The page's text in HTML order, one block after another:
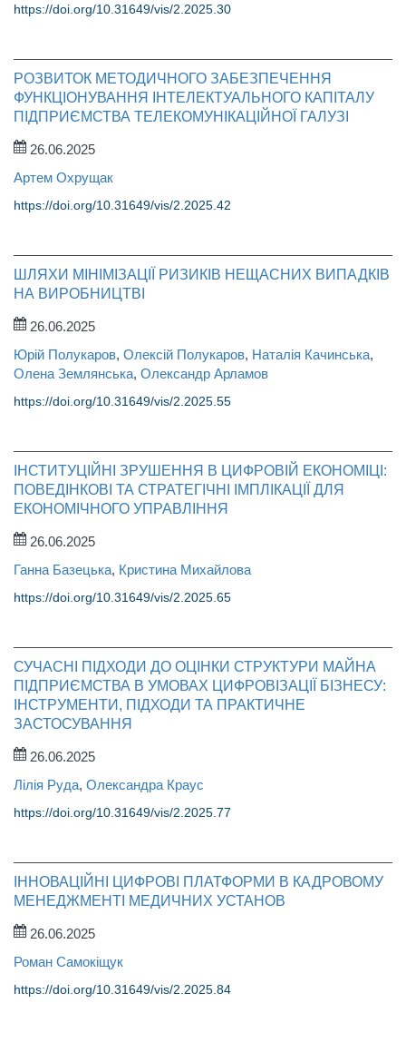
https://doi.org/10.31649/vis/2.2025.30
РОЗВИТОК МЕТОДИЧНОГО ЗАБЕЗПЕЧЕННЯ
ФУНКЦІОНУВАННЯ ІНТЕЛЕКТУАЛЬНОГО КАПІТАЛУ
ПІДПРИЄМСТВА ТЕЛЕКОМУНІКАЦІЙНОЇ ГАЛУЗІ
26.06.2025
Артем Охрущак
https://doi.org/10.31649/vis/2.2025.42
ШЛЯХИ МІНІМІЗАЦІЇ РИЗИКІВ НЕЩАСНИХ ВИПАДКІВ
НА ВИРОБНИЦТВІ
26.06.2025
Юрій Полукаров, Олексій Полукаров, Наталія Качинська,
Олена Землянська, Олександр Арламов
https://doi.org/10.31649/vis/2.2025.55
ІНСТИТУЦІЙНІ ЗРУШЕННЯ В ЦИФРОВІЙ ЕКОНОМІЦІ:
ПОВЕДІНКОВІ ТА СТРАТЕГІЧНІ ІМПЛІКАЦІЇ ДЛЯ
ЕКОНОМІЧНОГО УПРАВЛІННЯ
26.06.2025
Ганна Базецька, Кристина Михайлова
https://doi.org/10.31649/vis/2.2025.65
СУЧАСНІ ПІДХОДИ ДО ОЦІНКИ СТРУКТУРИ МАЙНА
ПІДПРИЄМСТВА В УМОВАХ ЦИФРОВІЗАЦІЇ БІЗНЕСУ:
ІНСТРУМЕНТИ, ПІДХОДИ ТА ПРАКТИЧНЕ
ЗАСТОСУВАННЯ
26.06.2025
Лілія Руда, Олександра Краус
https://doi.org/10.31649/vis/2.2025.77
ІННОВАЦІЙНІ ЦИФРОВІ ПЛАТФОРМИ В КАДРОВОМУ
МЕНЕДЖМЕНТІ МЕДИЧНИХ УСТАНОВ
26.06.2025
Роман Самокіщук
https://doi.org/10.31649/vis/2.2025.84